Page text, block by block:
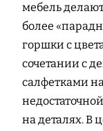
мебель
более
горшки с
сочетании с
салфетками
на деталях. В